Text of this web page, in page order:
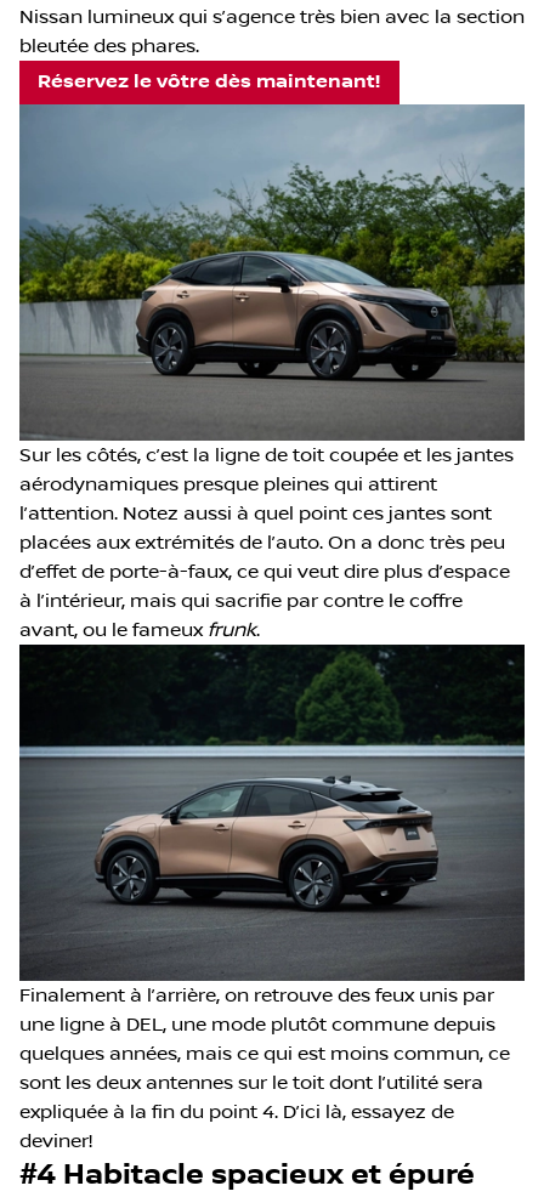
Nissan lumineux qui s’agence très bien avec la section
bleutée des phares.
Réservez le vôtre dès maintenant!
Sur les côtés, c’est la ligne de toit coupée et les jantes
aérodynamiques presque pleines qui attirent
l’attention. Notez aussi à quel point ces jantes sont
placées aux extrémités de l’auto. On a donc très peu
d’effet de porte-à-faux, ce qui veut dire plus d’espace
à l’intérieur, mais qui sacrifie par contre le coffre
avant, ou le fameux frunk.
Finalement à l’arrière, on retrouve des feux unis par
une ligne à DEL, une mode plutôt commune depuis
quelques années, mais ce qui est moins commun, ce
sont les deux antennes sur le toit dont l’utilité sera
expliquée à la fin du point 4. D’ici là, essayez de
deviner!
#4 Habitacle spacieux et épuré